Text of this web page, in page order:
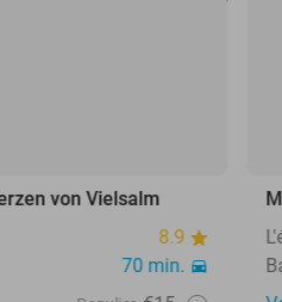
von Vielsalm
8.9
70 min.